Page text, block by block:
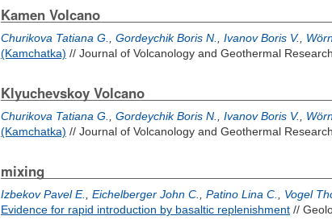
Kamen Volcano
Churikova Tatiana G. Gordeychik Boris N. Ivanov Boris V.
(Kamchatka) // Journal of Volcanology and Geothermal
Klyuchevskoy Volcano
Churikova Tatiana G. Gordeychik Boris N. Ivanov Boris V.
(Kamchatka) // Journal of Volcanology and Geothermal
mixing
Izbekov Pavel E. Eichelberger John C. Patino Lina C. Vogel
Evidence for rapid introduction by basaltic replenishment //